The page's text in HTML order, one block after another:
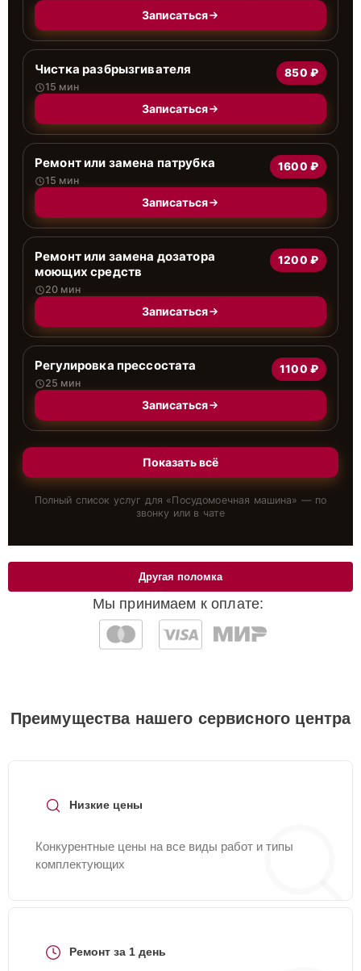
Записаться
Чистка разбрызгивателя
15 мин
850 ₽
Записаться
Ремонт или замена патрубка
15 мин
1600 ₽
Записаться
Ремонт или замена дозатора
моющих средств
20 мин
1200 ₽
Записаться
Регулировка прессостата
25 мин
1100 ₽
Записаться
Показать всё
Полный список услуг для «Посудомоечная машина» — по
звонку или в чате
Мы принимаем к оплате:
Другая поломка
Преимущества нашего сервисного центра
Низкие цены
Конкурентные цены на все виды работ и типы
комплектующих
Ремонт за 1 день